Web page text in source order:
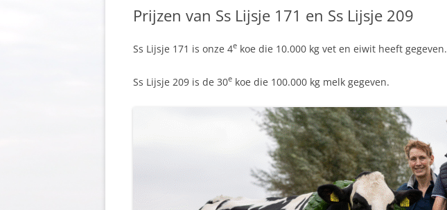
Prijzen van Ss Lijsje 171 en Ss Lijsje 209
Ss Lijsje 171 is onze 4e koe die 10.000 kg vet en eiwit heeft gegeven.
Ss Lijsje 209 is de 30e koe die 100.000 kg melk gegeven.